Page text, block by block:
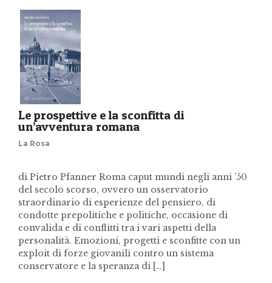
Le prospettive e la sconfitta di
un’avventura romana
La Rosa
di Pietro Pfanner Roma caput mundi negli anni ’50
del secolo scorso, ovvero un osservatorio
straordinario di esperienze del pensiero, di
condotte prepolitiche e politiche, occasione di
convalida e di conflitti tra i vari aspetti della
personalità. Emozioni, progetti e sconfitte con un
exploit di forze giovanili contro un sistema
conservatore e la speranza di […]